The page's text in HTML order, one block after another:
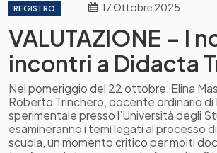
REGISTRO 17 Ottobre 2025
VALUTAZIONE – I
incontri a Didacta
Nel pomeriggio del 22 ottobre, Elina
Roberto Trinchero, docente ordinario
sperimentale presso l’Università degli
esamineranno i temi legati al processo
scuola, un momento critico per molti